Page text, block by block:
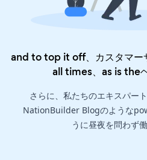
and to top it off、カスタマー
all times、as is the
さらに、私たちのエキスパー
NationBuilder Blogのような
うに昼夜を問わず